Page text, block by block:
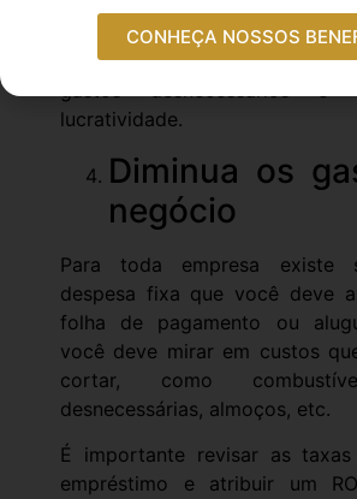
detalhamento.
Esse método, portanto,
gastos desnecessários e
lucratividade.
Diminua os
negócio
Para toda empresa existe
despesa fixa que você deve
folha de pagamento ou
você deve mirar em custos
cortar, como
desnecessárias, almoços, etc.
É importante revisar as
empréstimo e atribuir um
CONHEÇA NOSSOS